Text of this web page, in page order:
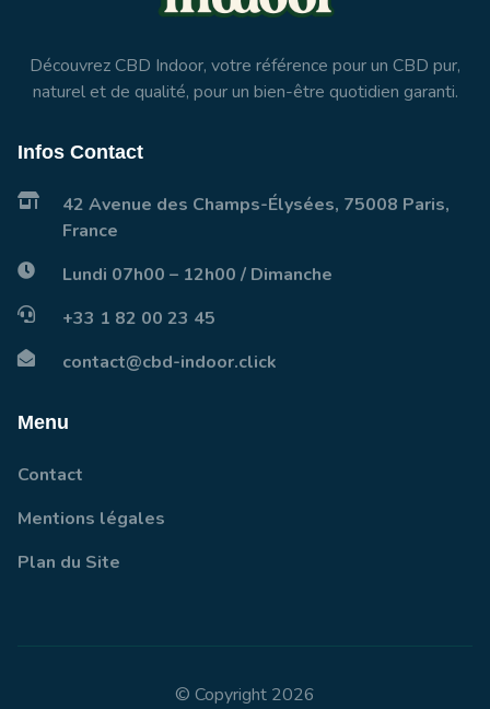
Découvrez CBD Indoor, votre référence pour un CBD pur,
naturel et de qualité, pour un bien-être quotidien garanti.
Infos Contact
42 Avenue des Champs-Élysées, 75008 Paris,
France
Lundi 07h00 – 12h00 / Dimanche
+33 1 82 00 23 45
contact@cbd-indoor.click
Menu
Contact
Mentions légales
Plan du Site
© Copyright 2026